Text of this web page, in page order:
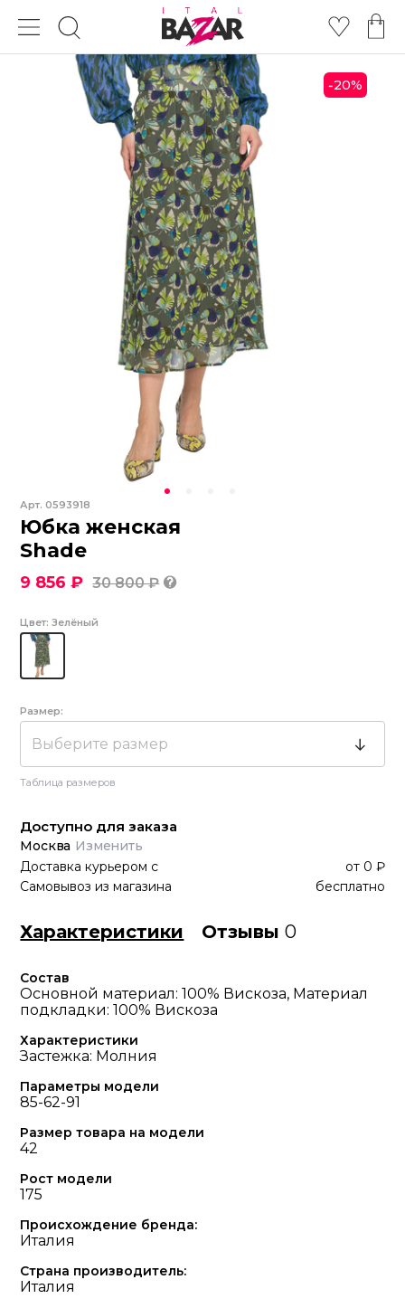
-20%
Арт.0593918
Юбка женская
Shade
9 856 ₽ 30 800 ₽
Цвет: Зелёный
Размер:
Выберите размер
Таблица размеров
Доступно для заказа
Москва Изменить
Доставка курьером с от 0 ₽
Самовывоз из магазина
бесплатно
Характеристики Отзывы0
Состав
Основной материал: 100% Вискоза, Материал
подкладки: 100% Вискоза
Характеристики
Застежка: Молния
Параметры модели
85-62-91
Размер товара на модели
42
Рост модели
175
Происхождение бренда:
Италия
Страна производитель:
Италия